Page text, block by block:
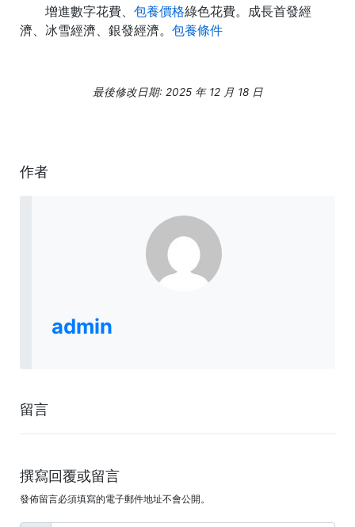
增進數字花費、 包養價格綠色花費。成長首發經
濟、冰雪經濟、銀發經濟。 包養條件
最後修改日期: 2025 年 12 月 18 日
作者
admin
留言
撰寫回覆或留言
發佈留言必須填寫的電子郵件地址不會公開。